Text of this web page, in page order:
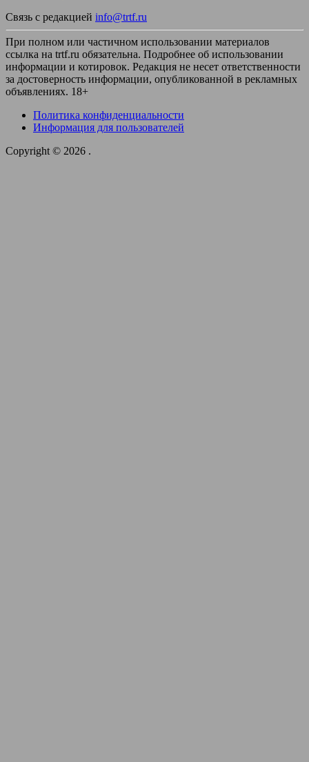
Связь с редакцией info@trtf.ru
При полном или частичном использовании материалов
ссылка на trtf.ru обязательна. Подробнее об использовании
информации и котировок. Редакция не несет ответственности
за достоверность информации, опубликованной в рекламных
объявлениях. 18+
Политика конфиденциальности
Информация для пользователей
Copyright © 2026 .